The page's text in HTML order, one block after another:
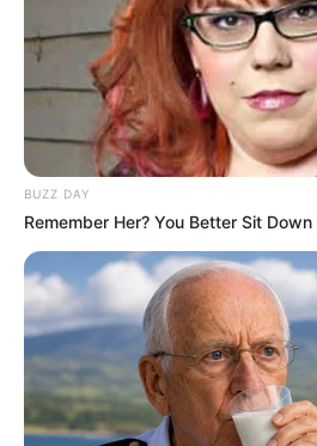
Participe do
WhatsApp!
Fique informado em tempo real
notícias de Paraguaçu Paulista e
Clique aqui para entrar no
BUZZ DAY
Remember Her? You Better Sit